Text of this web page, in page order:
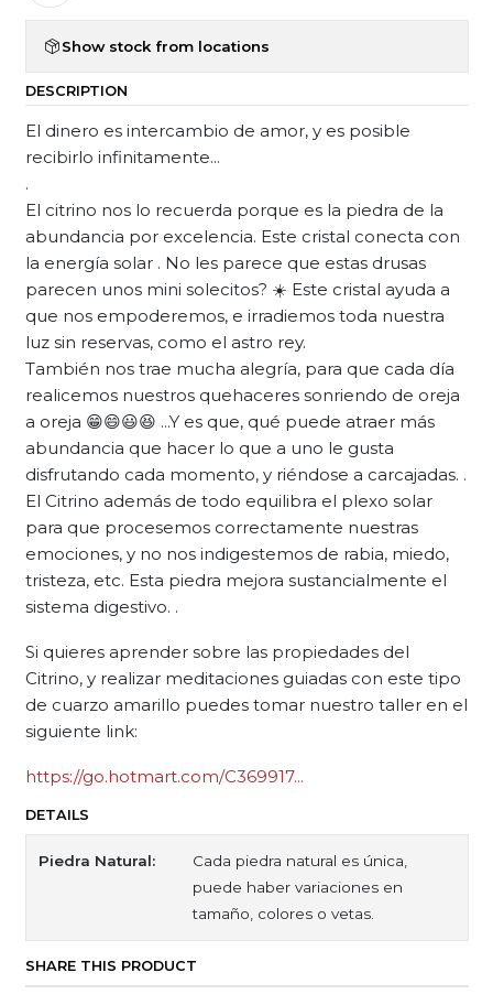
Show stock from locations
DESCRIPTION
El dinero es intercambio de amor, y es posible
recibirlo infinitamente...
.
El citrino nos lo recuerda porque es la piedra de la
abundancia por excelencia. Este cristal conecta con
la energía solar . No les parece que estas drusas
parecen unos mini solecitos? ☀️ Este cristal ayuda a
que nos empoderemos, e irradiemos toda nuestra
luz sin reservas, como el astro rey.
También nos trae mucha alegría, para que cada día
realicemos nuestros quehaceres sonriendo de oreja
a oreja 😁😄😃😆 ...Y es que, qué puede atraer más
abundancia que hacer lo que a uno le gusta
disfrutando cada momento, y riéndose a carcajadas. .
El Citrino además de todo equilibra el plexo solar
para que procesemos correctamente nuestras
emociones, y no nos indigestemos de rabia, miedo,
tristeza, etc. Esta piedra mejora sustancialmente el
sistema digestivo. .
Si quieres aprender sobre las propiedades del
Citrino, y realizar meditaciones guiadas con este tipo
de cuarzo amarillo puedes tomar nuestro taller en el
siguiente link:
https://go.hotmart.com/C369917...
DETAILS
Piedra Natural:
Cada piedra natural es única,
puede haber variaciones en
tamaño, colores o vetas.
SHARE THIS PRODUCT